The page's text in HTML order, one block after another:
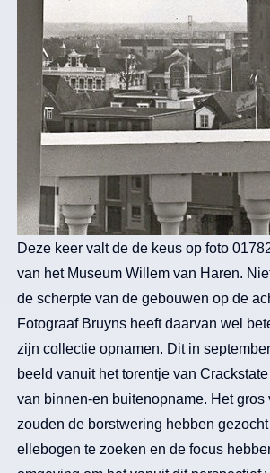
Deze keer valt de de keus op foto
van het Museum Willem van Haren.
de scherpte van de gebouwen op de
Fotograaf Bruyns heeft daarvan wel
zijn collectie opnamen. Dit in
beeld vanuit het torentje van
van binnen-en buitenopname. Het gros
zouden de borstwering hebben
ellebogen te zoeken en de focus